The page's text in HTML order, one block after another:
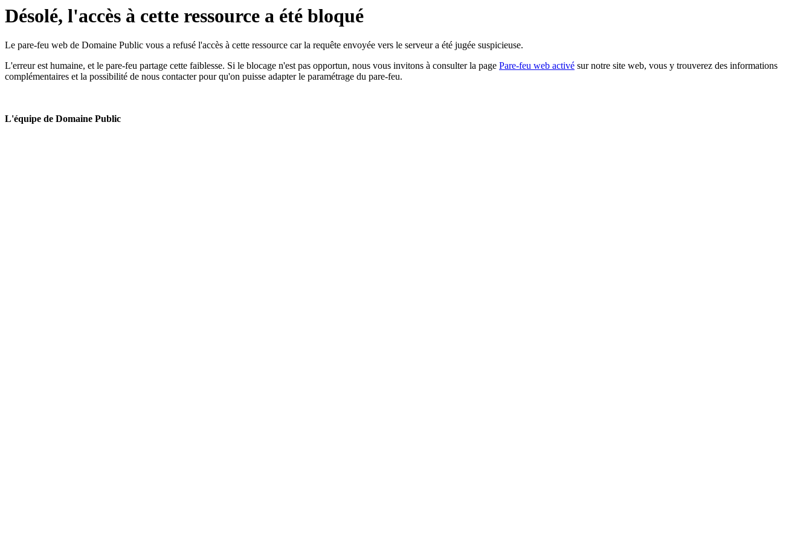
Désolé, l'accès à cette ressource a été bloqué
Le pare-feu web de Domaine Public vous a refusé l'accès à cette ressource car la requête envoyée vers le serveur a été jugée suspicieuse.
L'erreur est humaine, et le pare-feu partage cette faiblesse. Si le blocage n'est pas opportun, nous vous invitons à consulter la page Pare-feu web activé sur notre site web, vous y trouverez des informations
complémentaires et la possibilité de nous contacter pour qu'on puisse adapter le paramétrage du pare-feu.
L'équipe de Domaine Public